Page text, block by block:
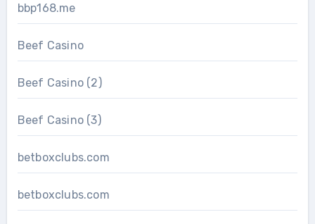
bbp168.me
Beef Casino
Beef Casino (2)
Beef Casino (3)
betboxclubs.com
betboxclubs.com